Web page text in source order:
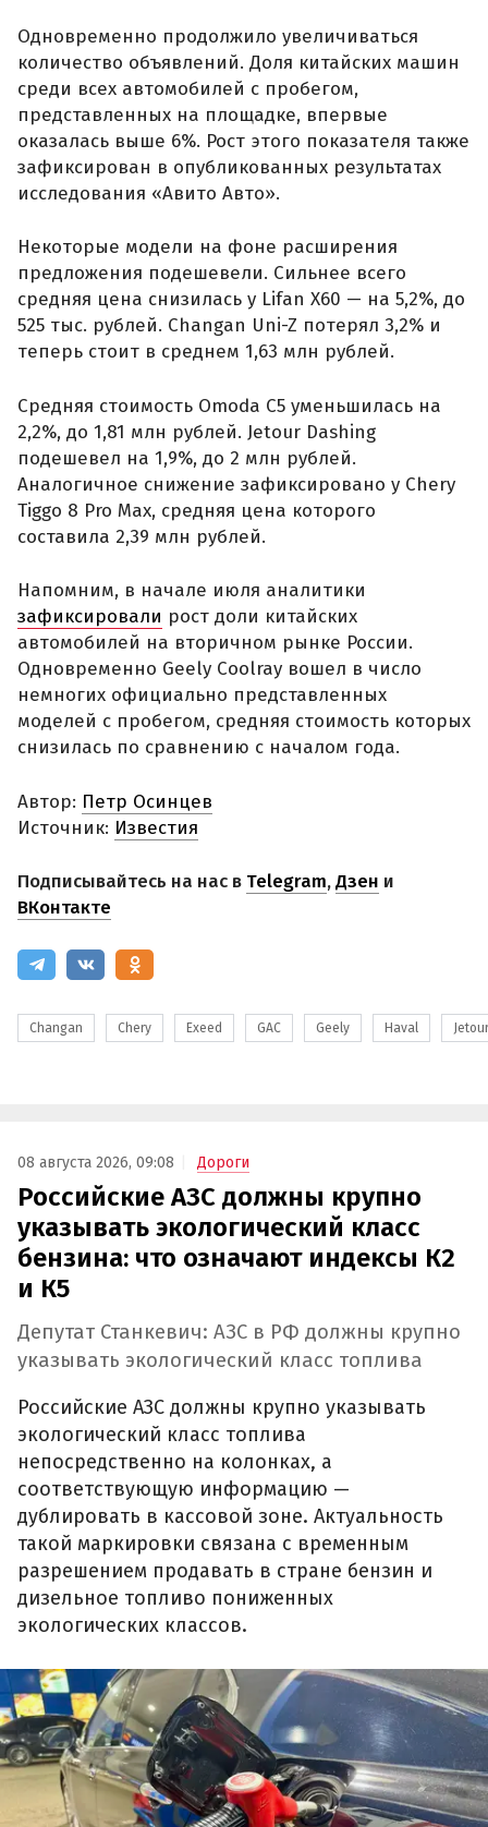
Одновременно продолжило увеличиваться
количество объявлений. Доля китайских машин
среди всех автомобилей с пробегом,
представленных на площадке, впервые
оказалась выше 6%. Рост этого показателя также
зафиксирован в опубликованных результатах
исследования «Авито Авто».
Некоторые модели на фоне расширения
предложения подешевели. Сильнее всего
средняя цена снизилась у Lifan X60 — на 5,2%, до
525 тыс. рублей. Changan Uni-Z потерял 3,2% и
теперь стоит в среднем 1,63 млн рублей.
Средняя стоимость Omoda C5 уменьшилась на
2,2%, до 1,81 млн рублей. Jetour Dashing
подешевел на 1,9%, до 2 млн рублей.
Аналогичное снижение зафиксировано у Chery
Tiggo 8 Pro Max, средняя цена которого
составила 2,39 млн рублей.
Напомним, в начале июля аналитики
зафиксировали рост доли китайских
автомобилей на вторичном рынке России.
Одновременно Geely Coolray вошел в число
немногих официально представленных
моделей с пробегом, средняя стоимость которых
снизилась по сравнению с началом года.
Автор: Петр Осинцев
Источник: Известия
Подписывайтесь на нас в Telegram,Дзен и
ВКонтакте
Changan Chery Exeed GAC Geely Haval Jetour
08 августа 2026, 09:08 Дороги
Российские АЗС должны крупно
указывать экологический класс
бензина: что означают индексы К2
и К5
Депутат Станкевич: АЗС в РФ должны крупно
указывать экологический класс топлива
Российские АЗС должны крупно указывать
экологический класс топлива
непосредственно на колонках, а
соответствующую информацию —
дублировать в кассовой зоне. Актуальность
такой маркировки связана с временным
разрешением продавать в стране бензин и
дизельное топливо пониженных
экологических классов.